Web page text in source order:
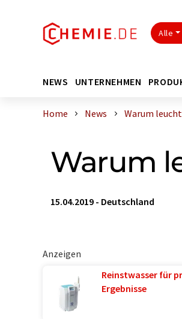
Alle
NEWS UNTERNEHMEN
Home News Warum
Warum
15.04.2019 - Deutschland
Anzeigen
Reinstwasser für
Ergebnisse